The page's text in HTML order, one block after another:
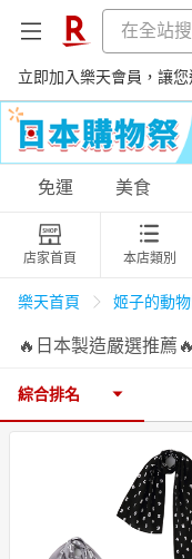
立即加入樂天會員，讓您
購物網分類
天天免運 美
居家生活
免運 美食
店家首頁 本店類別
樂天首頁 姬子的動
🔥日本製造嚴選推薦🔥
綜合排名